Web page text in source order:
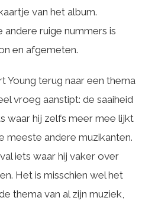
van het album.
ruige nummers is
en afgemeten.
Young terug naar een thema
vroeg aanstipt: de saaiheid
waar hij zelfs meer mee lijkt
meeste andere muzikanten.
iets waar hij vaker over
Het is misschien wel het
thema van al zijn muziek,